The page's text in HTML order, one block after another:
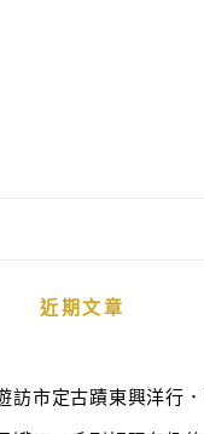
近期文章
訪市定古蹟東興洋行